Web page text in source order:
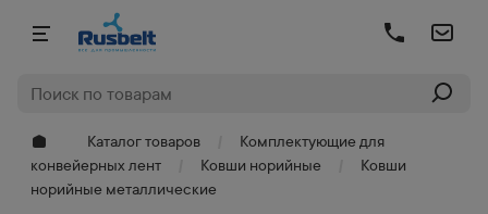
Каталог товаров
Комплектующие для
конвейерных лент
Ковши норийные
Ковши
норийные металлические